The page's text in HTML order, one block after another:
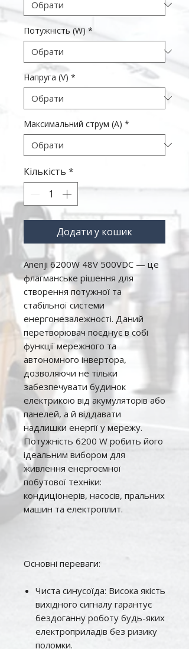
Потужність (W) *
Напруга (V) *
Максимальний струм (А) *
Кількість *
Додати у кошик
Anenji 6200W 48V 500VDC — це
флагманське рішення для
створення потужної та
стабільної системи
енергонезалежності. Даний
перетворювач поєднує в собі
функції мережного та
автономного інвертора,
дозволяючи не тільки
забезпечувати будинок
електрикою від акумуляторів або
панелей, а й віддавати
надлишки енергії у мережу.
Потужність 6200 W робить його
ідеальним вибором для
живлення енергоємної
побутової техніки:
кондиціонерів, насосів, пральних
машин та електроплит.
Основні переваги:
Чиста синусоїда: Висока якість
вихідного сигналу гарантує
бездоганну роботу будь-яких
електроприладів без ризику
поломки.